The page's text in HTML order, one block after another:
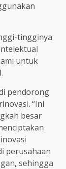
tingginya
untuk
pendorong
“Ini
besar
perusahaan
sehingga